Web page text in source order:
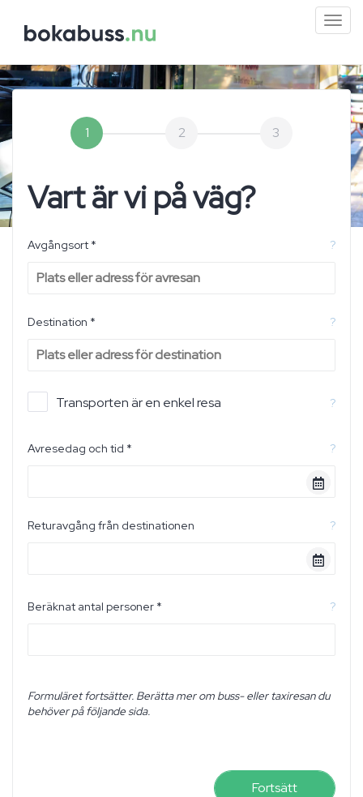
1 2 3
Vart är vi på väg?
Avgångsort * ?
Destination * ?
Transporten är en enkel resa ?
Avresedag och tid * ?
Returavgång från destinationen ?
Beräknat antal personer * ?
Formuläret fortsätter. Berätta mer om buss- eller taxiresan du
behöver på följande sida.
Fortsätt